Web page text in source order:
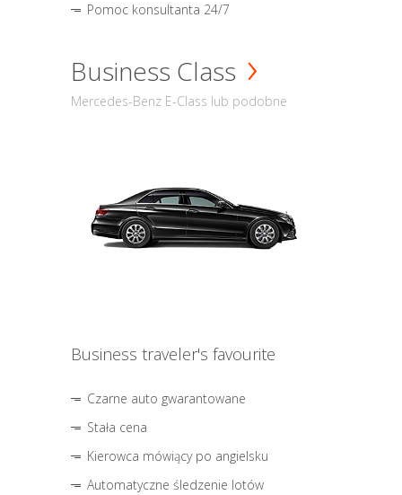
Pomoc konsultanta 24/7
Business Class
Mercedes-Benz E-Class lub podobne
Business traveler's favourite
Czarne auto gwarantowane
Stała cena
Kierowca mówiący po angielsku
Automatyczne śledzenie lotów